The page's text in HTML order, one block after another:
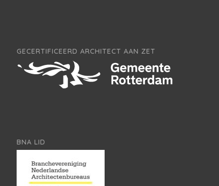
GECERTIFICEERD ARCHITECT AAN ZET
BNA LID